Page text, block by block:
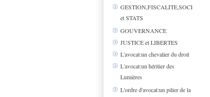
GESTION,FISCALITE,SOCIAL
et STATS
GOUVERNANCE
JUSTICE et LIBERTES
L'avocat:un chevalier du droit
L'avocat:un héritier des
Lumières
L'ordre d'avocat:un pilier de la